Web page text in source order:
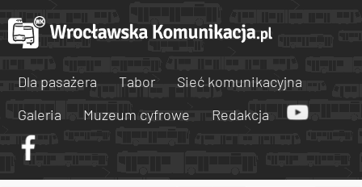
Dla pasażera Tabor
Sieć komunikacyjna
Galeria
Muzeum cyfrowe Redakcja